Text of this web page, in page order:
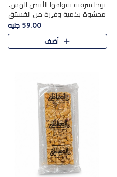
نوجا شرقية بقوامها الأبيض الهش،
محشوة بكمية وفيرة من الفستق
الفاخر لتمنحك نكهة غنية وقرمشة
مميزة في كل قطعة، لتجربة تجمع
بين الفخامة والمذاق..
59.00 جنيه
أضف